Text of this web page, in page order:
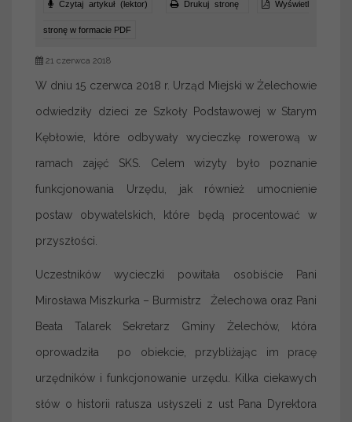
Czytaj artykuł (lektor) Drukuj stronę Wyświetl
stronę w formacie PDF
21 czerwca 2018
W dniu 15 czerwca 2018 r. Urząd Miejski w Żelechowie
odwiedziły dzieci ze Szkoły Podstawowej w Starym
Kębłowie, które odbywały wycieczkę rowerową w
ramach zajęć SKS. Celem wizyty było poznanie
funkcjonowania Urzędu, jak również umocnienie
postaw obywatelskich, które będą procentować w
przyszłości.
Uczestników wycieczki powitała osobiście Pani
Mirosława Miszkurka – Burmistrz Żelechowa oraz Pani
Beata Talarek Sekretarz Gminy Żelechów, która
oprowadziła po obiekcie, przybliżając im pracę
urzędników i funkcjonowanie urzędu. Kilka ciekawych
słów o historii ratusza usłyszeli z ust Pana Dyrektora